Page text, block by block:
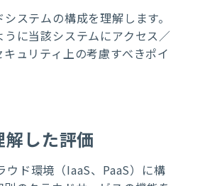
ステムの構成を理解します。
に当該システムにアクセス／
ュリティ上の考慮すべきポイ
した評価
ウド環境（IaaS、PaaS）に構